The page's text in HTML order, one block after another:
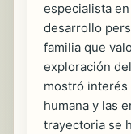
especialista
desarrollo
familia que
exploración
mostró interés
humana y las
trayectoria se